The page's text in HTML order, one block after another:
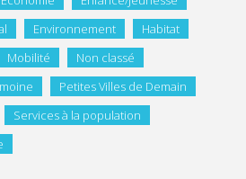
Environnement
Habitat
Mobilité
Non classé
Petites Villes de Demain
Services à la population